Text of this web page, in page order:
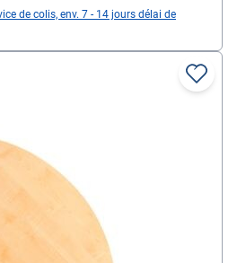
de colis, env. 7 - 14 jours délai de